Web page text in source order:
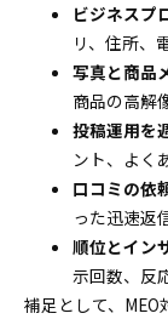
ビジネスプ
リ、住所、
写真と商品
商品の高解
投稿運用を
ント、よく
口コミの依
った迅速返
順位とイン
示回数、反
補足として、